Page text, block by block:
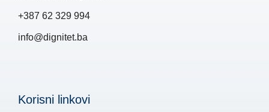
+387 62 329 994
info@dignitet.ba
Korisni linkovi